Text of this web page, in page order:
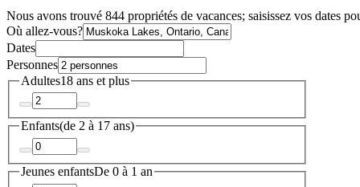
Nous avons trouvé 844 propriétés de vacances; saisissez vos dates
Où allez-vous?
Dates
Personnes
Adultes18 ans et plus
Enfants(de 2 à 17 ans)
Jeunes enfantsDe 0 à 1 an